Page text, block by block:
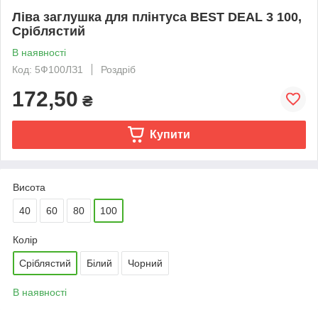
Ліва заглушка для плінтуса BEST DEAL 3 100,
Сріблястий
В наявності
Код: 5Ф100ЛЗ1
Роздріб
172,50 ₴
Купити
Висота
40 60 80 100
Колір
Сріблястий Білий Чорний
В наявності